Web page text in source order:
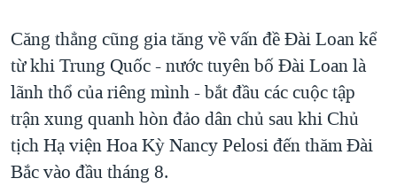
Căng thẳng cũng gia tăng về vấn đề Đài Loan kể
từ khi Trung Quốc - nước tuyên bố Đài Loan là
lãnh thổ của riêng mình - bắt đầu các cuộc tập
trận xung quanh hòn đảo dân chủ sau khi Chủ
tịch Hạ viện Hoa Kỳ Nancy Pelosi đến thăm Đài
Bắc vào đầu tháng 8.